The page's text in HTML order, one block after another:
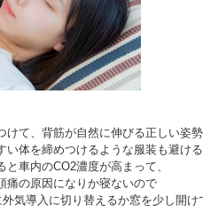
けて、背筋が自然に伸びる正しい姿
い体を締めつけるような服装も避け
車内のCO2濃度が高まって、
痛の原因になりか寝ないので
気導入に切り替えるか窓を少し開け